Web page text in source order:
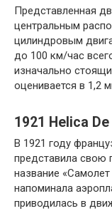
Представленная
центральным
цилиндровым
до 100 км/час
изначально
оценивается в 1,2
1921 Helica
В 1921 году
представила свою
название
напоминала
приводилась в